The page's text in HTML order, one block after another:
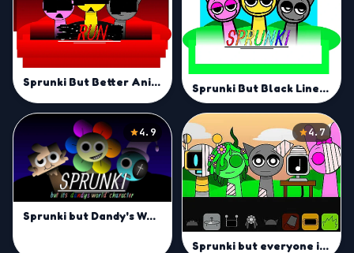
Sprunki But Better Animations Sprunki But Black Lines Mod
4.9
Sprunki but Dandy's World Characters Mod
4.7
Sprunki but everyone is alive